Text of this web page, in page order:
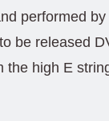
performed
be released
high E